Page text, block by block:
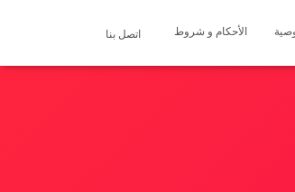
الأحكام و شروط اتصل بنا